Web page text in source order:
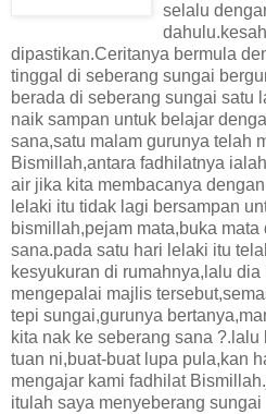
selalu
dipastikan.Ceritanya bermula
tinggal di seberang sungai
berada di seberang sungai satu
naik sampan untuk belajar
sana,satu malam gurunya telah
Bismillah,antara fadhilatnya
air jika kita membacanya
lelaki itu tidak lagi bersampan
bismillah,pejam mata,buka
sana.pada satu hari lelaki itu
kesyukuran di rumahnya,lalu
mengepalai majlis
tepi sungai,gurunya
kita nak ke seberang sana
tuan ni,buat-buat lupa pula,kan
mengajar kami fadhilat
itulah saya menyeberang